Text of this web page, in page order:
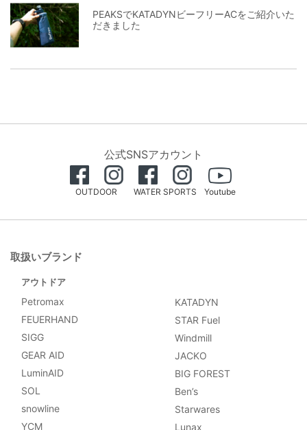
PEAKSでKATADYNビーフリーACをご紹介いた
だきました
公式SNSアカウント
OUTDOOR WATER SPORTS Youtube
取扱いブランド
アウトドア
Petromax
FEUERHAND
SIGG
GEAR AID
LuminAID
SOL
snowline
YCM
KATADYN
STAR Fuel
Windmill
JACKO
BIG FOREST
Ben’s
Starwares
Lunax